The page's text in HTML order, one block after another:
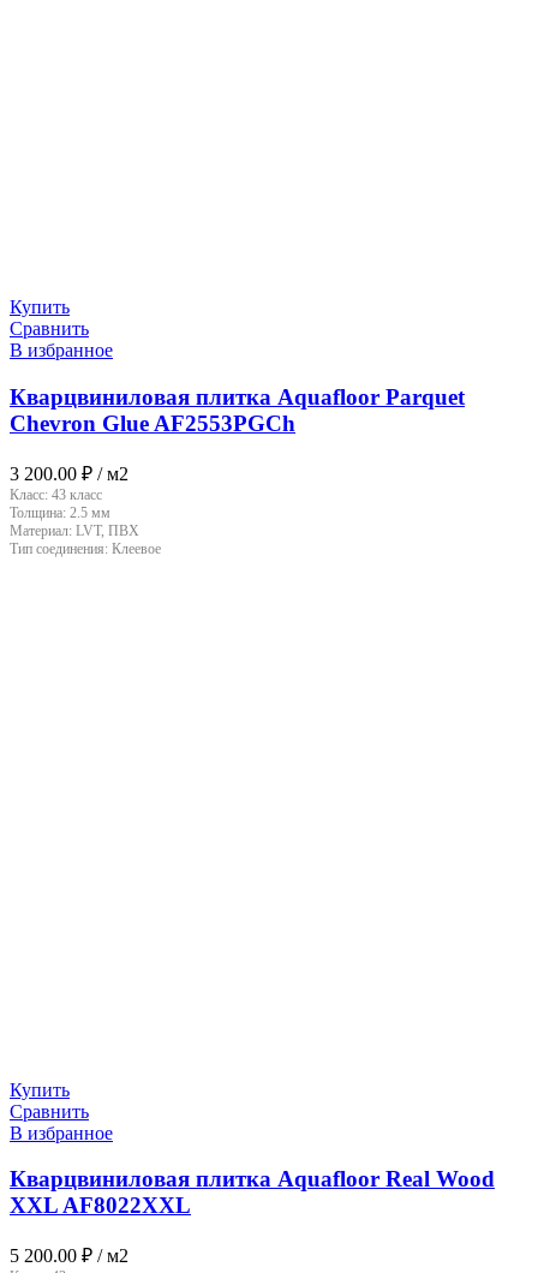
Купить
Сравнить
В избранное
Кварцвиниловая плитка Aquafloor Parquet
Chevron Glue AF2553PGCh
3 200.00 ₽ / м2
Класс: 43 класс
Толщина: 2.5 мм
Материал: LVT, ПВХ
Тип соединения: Клеевое
Купить
Сравнить
В избранное
Кварцвиниловая плитка Aquafloor Real Wood
XXL AF8022XXL
5 200.00 ₽ / м2